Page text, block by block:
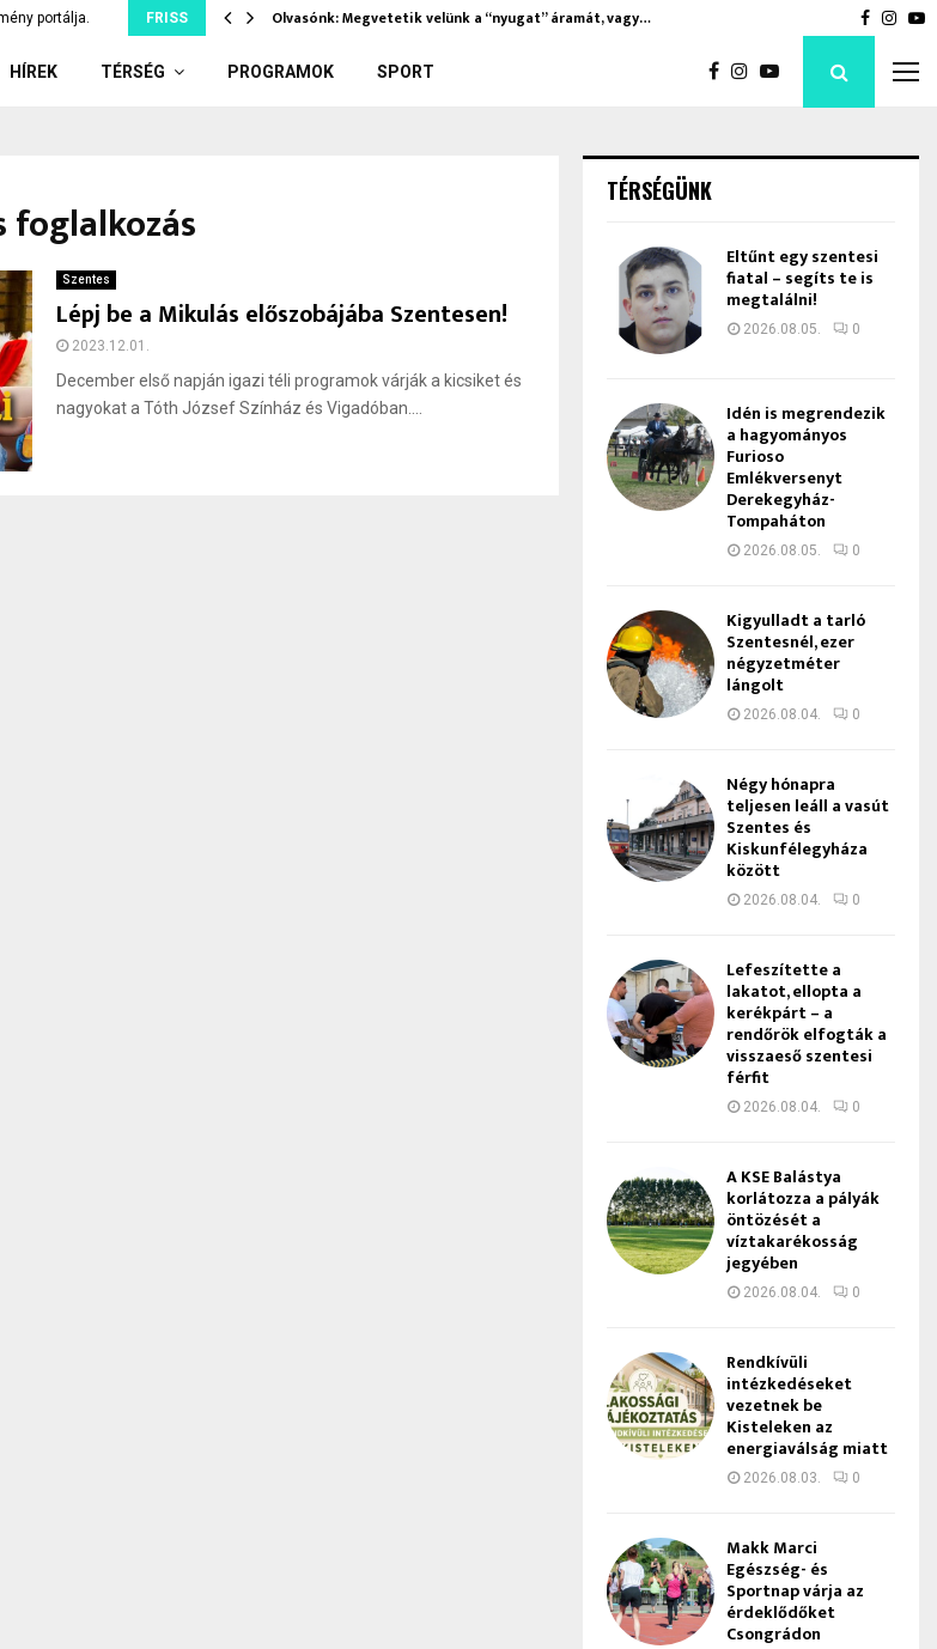
portálja. FRISS Olvasónk: Megvetetik velünk a “nyugat” áramát, vagy… Soha
HÍREK TÉRSÉG PROGRAMOK SPORT
foglalkozás
Szentes
Lépj be a Mikulás előszobájába Szentesen!
2023.12.01.
December első napján igazi téli programok várják a kicsiket és
nagyokat a Tóth József Színház és Vigadóban....
TÉRSÉGÜNK
Eltűnt egy szentesi
fiatal – segíts te is
megtalálni!
2026.08.05. 0
Idén is megrendezik
a hagyományos
Furioso
Emlékversenyt
Derekegyház-
Tompaháton
2026.08.05. 0
Kigyulladt a tarló
Szentesnél, ezer
négyzetméter
lángolt
2026.08.04. 0
Négy hónapra
teljesen leáll a vasút
Szentes és
Kiskunfélegyháza
között
2026.08.04. 0
Lefeszítette a
lakatot, ellopta a
kerékpárt – a
rendőrök elfogták a
visszaeső szentesi
férfit
2026.08.04. 0
A KSE Balástya
korlátozza a pályák
öntözését a
víztakarékosság
jegyében
2026.08.04. 0
Rendkívüli
intézkedéseket
vezetnek be
Kisteleken az
energiaválság miatt
2026.08.03. 0
Makk Marci
Egészség- és
Sportnap várja az
érdeklődőket
Csongrádon